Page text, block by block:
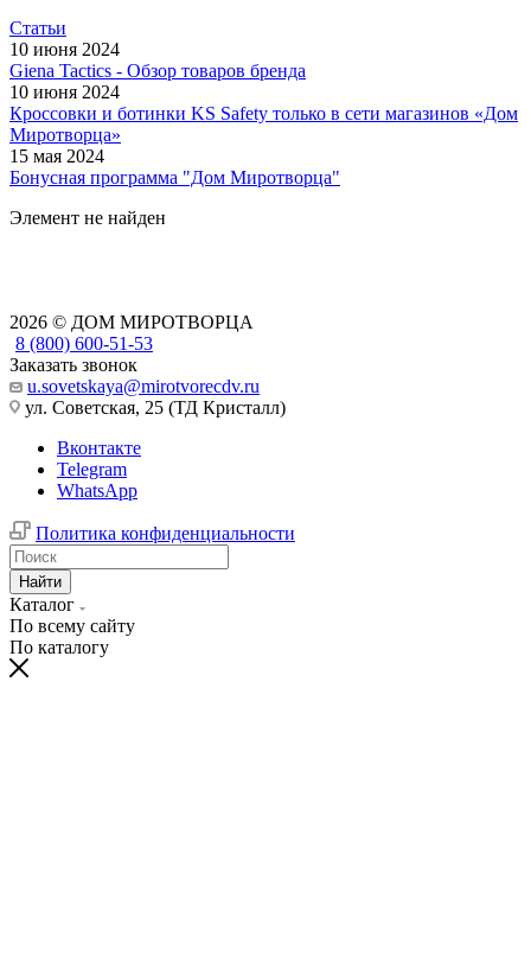
Статьи
10 июня 2024
Giena Tactics - Обзор товаров бренда
10 июня 2024
Кроссовки и ботинки KS Safety только в сети магазинов «Дом
Миротворца»
15 мая 2024
Бонусная программа "Дом Миротворца"
Элемент не найден
2026 © ДОМ МИРОТВОРЦА
8 (800) 600-51-53
Заказать звонок
u.sovetskaya@mirotvorecdv.ru
ул. Советская, 25 (ТД Кристалл)
Вконтакте
Telegram
WhatsApp
Политика конфиденциальности
Найти
Каталог
По всему сайту
По каталогу